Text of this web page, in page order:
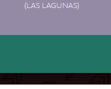
(LAS LAGUNAS)